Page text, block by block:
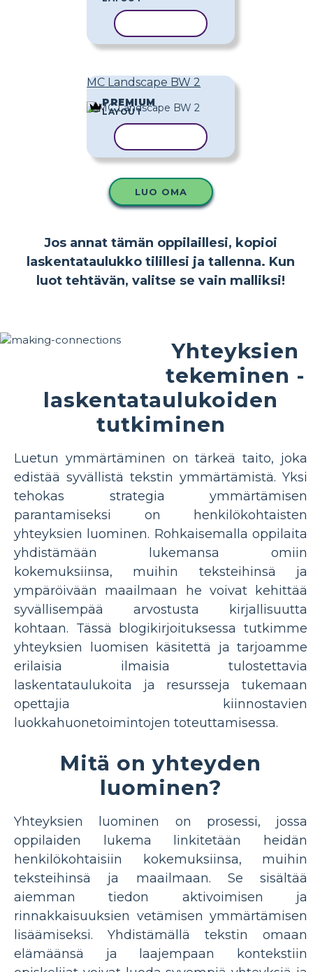
MC Landscape BW 2
PREMIUM
LAYOUT
LUO OMA
Jos annat tämän oppilaillesi, kopioi
laskentataulukko tilillesi ja tallenna. Kun
luot tehtävän, valitse se vain malliksi!
Yhteyksien
tekeminen -
laskentataulukoiden
tutkiminen
Luetun ymmärtäminen on tärkeä taito, joka
edistää syvällistä tekstin ymmärtämistä. Yksi
tehokas strategia ymmärtämisen
parantamiseksi on henkilökohtaisten
yhteyksien luominen. Rohkaisemalla oppilaita
yhdistämään lukemansa omiin
kokemuksiinsa, muihin teksteihinsä ja
ympäröivään maailmaan he voivat kehittää
syvällisempää arvostusta kirjallisuutta
kohtaan. Tässä blogikirjoituksessa tutkimme
yhteyksien luomisen käsitettä ja tarjoamme
erilaisia ​​ilmaisia ​​tulostettavia
laskentataulukoita ja resursseja tukemaan
opettajia kiinnostavien
luokkahuonetoimintojen toteuttamisessa.
Mitä on yhteyden
luominen?
Yhteyksien luominen on prosessi, jossa
oppilaiden lukema linkitetään heidän
henkilökohtaisiin kokemuksiinsa, muihin
teksteihinsä ja maailmaan. Se sisältää
aiemman tiedon aktivoimisen ja
rinnakkaisuuksien vetämisen ymmärtämisen
lisäämiseksi. Yhdistämällä tekstin omaan
elämäänsä ja laajempaan kontekstiin